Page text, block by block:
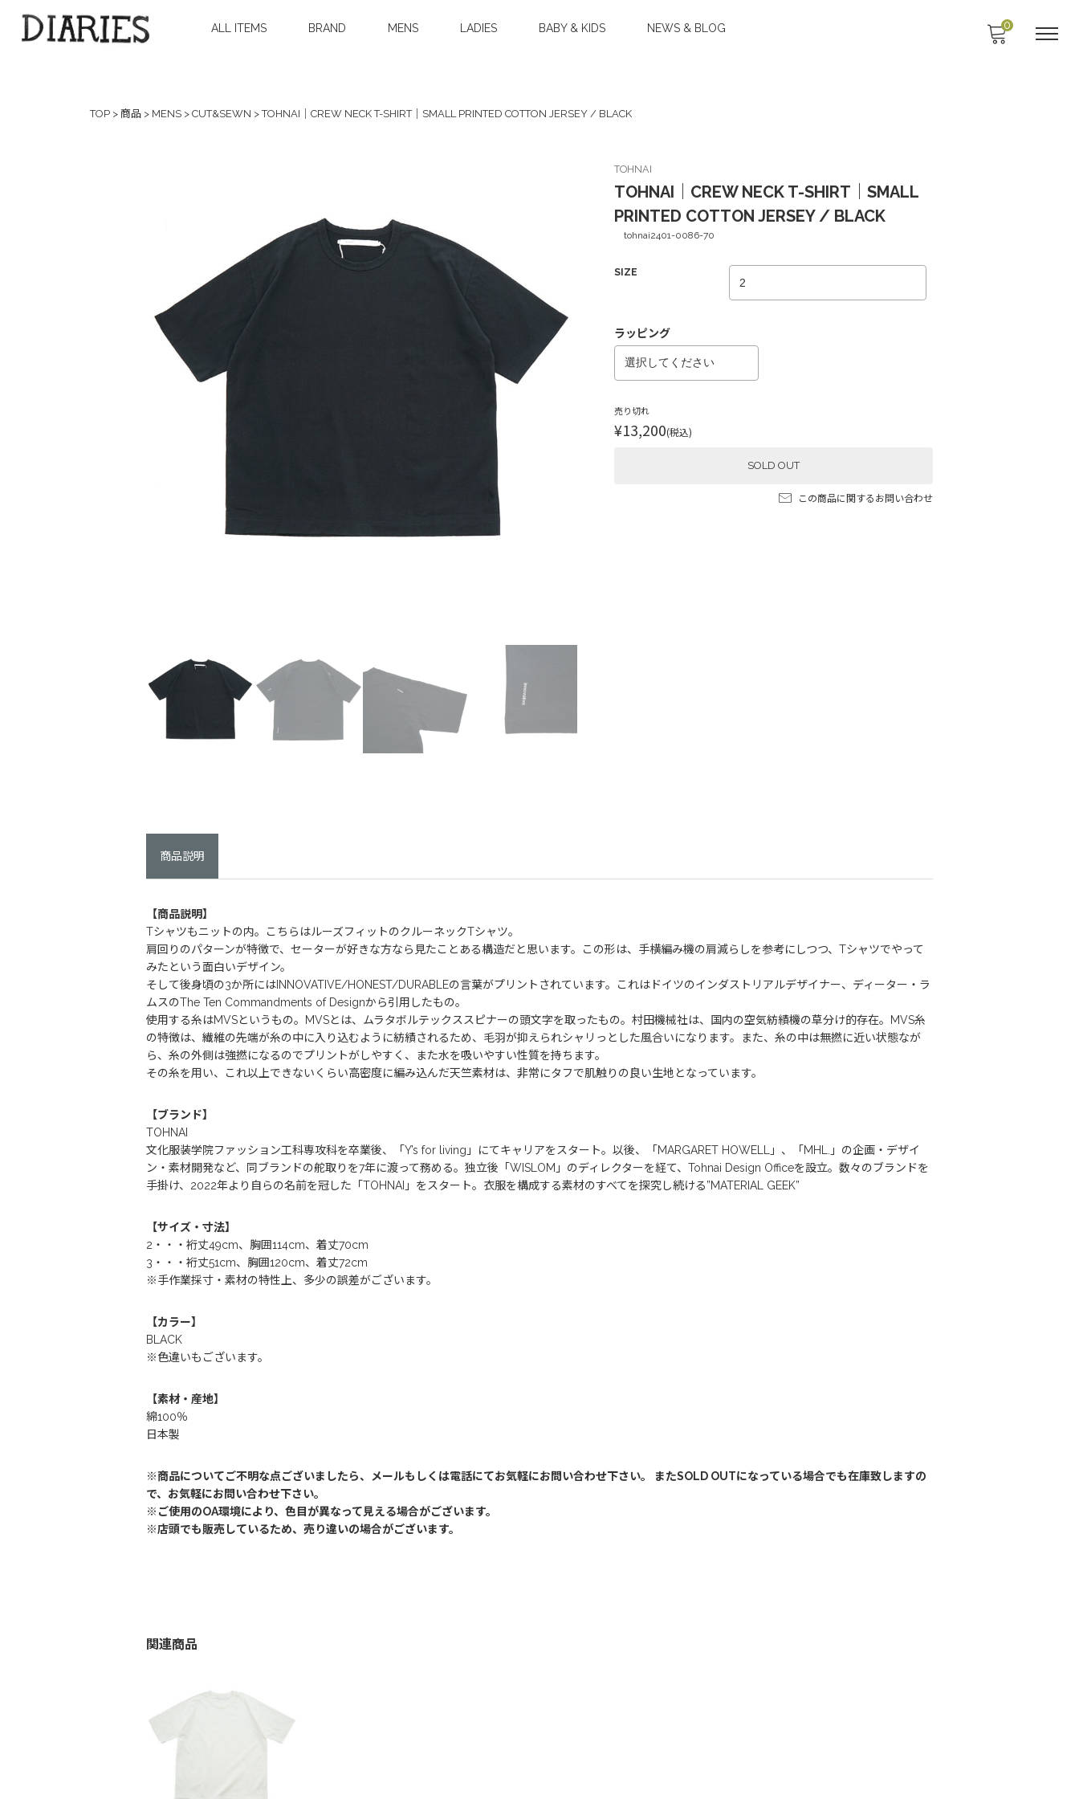
ALL ITEMS BRAND MENS LADIES BABY & KIDS NEWS & BLOG 0
TOP > 商品 > MENS > CUT&SEWN >TOHNAI｜CREW NECK T-SHIRT｜SMALL PRINTED COTTON JERSEY / BLACK
TOHNAI
TOHNAI｜CREW NECK T-SHIRT｜SMALL
PRINTED COTTON JERSEY / BLACK
tohnai2401-0086-70
SIZE
ラッピング
売り切れ
¥13,200(税込)
SOLD OUT
この商品に関するお問い合わせ
商品説明
【商品説明】
Tシャツもニットの内。こちらはルーズフィットのクルーネックTシャツ。
肩回りのパターンが特徴で、セーターが好きな方なら見たことある構造だと思います。この形は、手横編み機の肩減らしを参考にしつつ、Tシャツでやって
みたという面白いデザイン。
そして後身頃の3か所にはINNOVATIVE/HONEST/DURABLEの言葉がプリントされています。これはドイツのインダストリアルデザイナー、ディーター・ラ
ムスのThe Ten Commandments of Designから引用したもの。
使用する糸はMVSというもの。MVSとは、ムラタボルテックススピナーの頭文字を取ったもの。村田機械社は、国内の空気紡績機の草分け的存在。MVS糸
の特徴は、繊維の先端が糸の中に入り込むように紡績されるため、毛羽が抑えられシャリっとした風合いになります。また、糸の中は無撚に近い状態なが
ら、糸の外側は強撚になるのでプリントがしやすく、また水を吸いやすい性質を持ちます。
その糸を用い、これ以上できないくらい高密度に編み込んだ天竺素材は、非常にタフで肌触りの良い生地となっています。
【ブランド】
TOHNAI
文化服装学院ファッション工科専攻科を卒業後、「Y’s for living」にてキャリアをスタート。以後、「MARGARET HOWELL」、「MHL.」の企画・デザイ
ン・素材開発など、同ブランドの舵取りを7年に渡って務める。独立後「WISLOM」のディレクターを経て、Tohnai Design Officeを設立。数々のブランドを
手掛け、2022年より自らの名前を冠した「TOHNAI」をスタート。衣服を構成する素材のすべてを探究し続ける”MATERIAL GEEK”
【サイズ・寸法】
2・・・裄丈49cm、胸囲114cm、着丈70cm
3・・・裄丈51cm、胸囲120cm、着丈72cm
※手作業採寸・素材の特性上、多少の誤差がございます。
【カラー】
BLACK
※色違いもございます。
【素材・産地】
綿100％
日本製
※商品についてご不明な点ございましたら、メールもしくは電話にてお気軽にお問い合わせ下さい。 またSOLD OUTになっている場合でも在庫致しますの
で、お気軽にお問い合わせ下さい。
※ご使用のOA環境により、色目が異なって見える場合がございます。
※店頭でも販売しているため、売り違いの場合がございます。
関連商品